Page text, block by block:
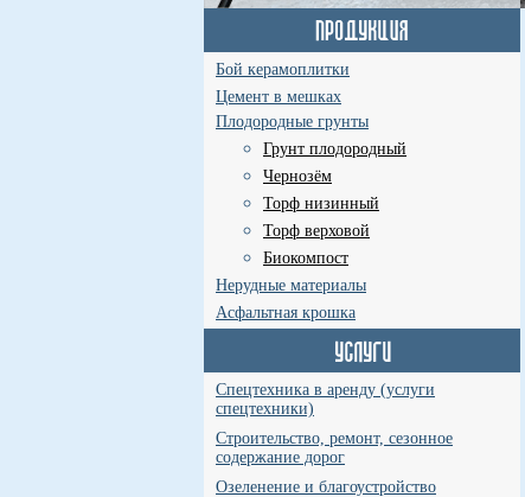
Бой керамоплитки
Цемент в мешках
Плодородные грунты
Грунт плодородный
Чернозём
Торф низинный
Торф верховой
Биокомпост
Нерудные материалы
Асфальтная крошка
Спецтехника в аренду (услуги
спецтехники)
Строительство, ремонт, сезонное
содержание дорог
Озеленение и благоустройство